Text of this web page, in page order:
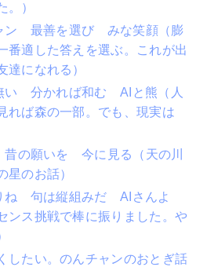
。）
ン 最善を選び みな笑顔（膨
番適した答えを選ぶ。これが出
達になれる）
い 分かれば和む AIと熊（人
れば森の一部。でも、現実は
の願いを 今に見る（天の川
星のお話）
ね 句は縦組みだ AIさんよ
ンス挑戦で棒に振りました。や
したい。のんチャンのおとぎ話